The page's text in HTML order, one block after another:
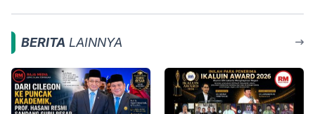
BERITA LAINNYA